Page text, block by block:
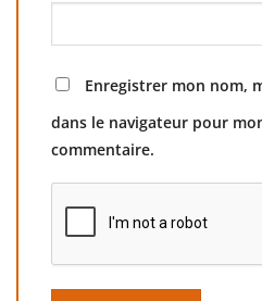
Enregistrer mon nom,
dans le navigateur pour
commentaire.